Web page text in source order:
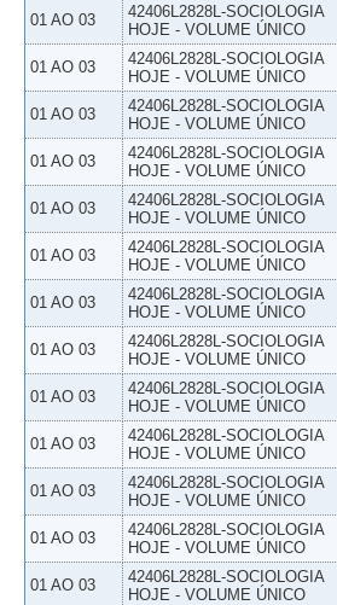
01 AO 03
42406L2828L-SOCIOLOGIA
HOJE - VOLUME ÚNICO
01 AO 03
42406L2828L-SOCIOLOGIA
HOJE - VOLUME ÚNICO
01 AO 03
42406L2828L-SOCIOLOGIA
HOJE - VOLUME ÚNICO
01 AO 03
42406L2828L-SOCIOLOGIA
HOJE - VOLUME ÚNICO
01 AO 03
42406L2828L-SOCIOLOGIA
HOJE - VOLUME ÚNICO
01 AO 03
42406L2828L-SOCIOLOGIA
HOJE - VOLUME ÚNICO
01 AO 03
42406L2828L-SOCIOLOGIA
HOJE - VOLUME ÚNICO
01 AO 03
42406L2828L-SOCIOLOGIA
HOJE - VOLUME ÚNICO
01 AO 03
42406L2828L-SOCIOLOGIA
HOJE - VOLUME ÚNICO
01 AO 03
42406L2828L-SOCIOLOGIA
HOJE - VOLUME ÚNICO
01 AO 03
42406L2828L-SOCIOLOGIA
HOJE - VOLUME ÚNICO
01 AO 03
42406L2828L-SOCIOLOGIA
HOJE - VOLUME ÚNICO
01 AO 03
42406L2828L-SOCIOLOGIA
HOJE - VOLUME ÚNICO